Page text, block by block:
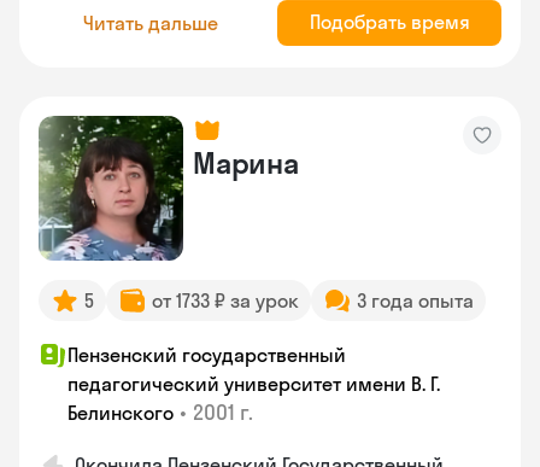
Читать дальше Подобрать время
Марина
5 от 1733 ₽ за урок 3 года опыта
Пензенский государственный
педагогический университет имени В. Г.
Белинского • 2001 г.